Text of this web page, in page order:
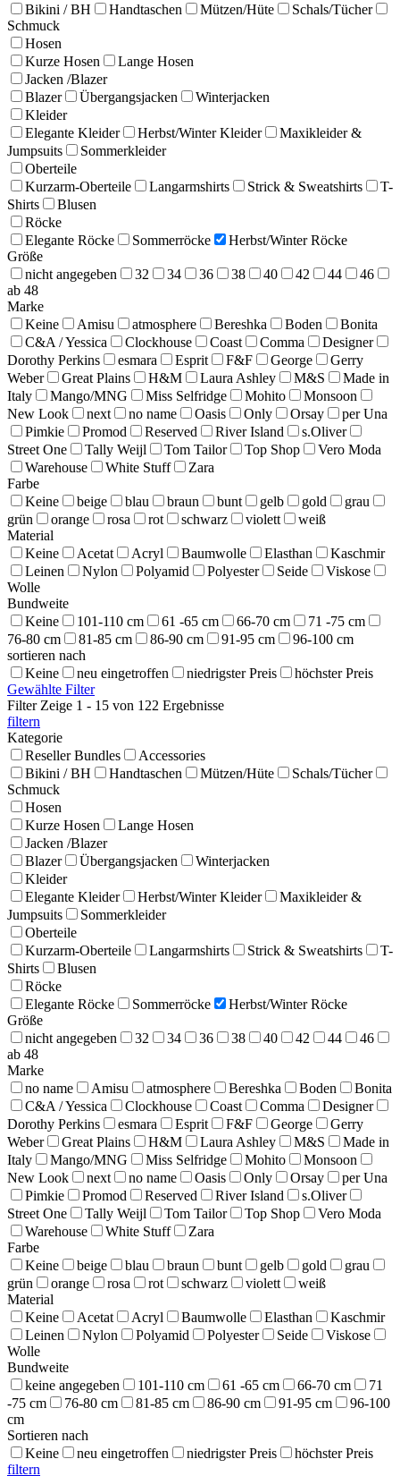
Bikini / BH
Handtaschen Mützen/Hüte
Schals/Tücher
Schmuck
Hosen
Kurze Hosen
Lange Hosen
Jacken /Blazer
Blazer
Übergangsjacken
Winterjacken
Kleider
Elegante Kleider
Herbst/Winter Kleider
Maxikleider &
Jumpsuits
Sommerkleider
Oberteile
Kurzarm-Oberteile
Langarmshirts Strick & Sweatshirts
T-
Shirts
Blusen
Röcke
Elegante Röcke
Sommerröcke
Herbst/Winter Röcke
Größe
nicht angegeben
32 34 36 38 40 42 44
46
ab 48
Marke
Keine
Amisu atmosphere Bereshka Boden
Bonita
C&A / Yessica
Clockhouse Coast Comma
Designer
Dorothy Perkins
esmara Esprit F&F George
Gerry
Weber
Great Plains H&M Laura Ashley M&S
Made in
Italy
Mango/MNG Miss Selfridge Mohito
Monsoon
New Look
next no name Oasis Only Orsay
per Una
Pimkie
Promod Reserved River Island
s.Oliver
Street One
Tally Weijl Tom Tailor Top Shop
Vero Moda
Warehouse
White Stuff
Zara
Farbe
Keine
beige blau braun bunt gelb gold
grau
grün
orange rosa rot schwarz violett
weiß
Material
Keine
Acetat Acryl Baumwolle Elasthan
Kaschmir
Leinen
Nylon Polyamid Polyester Seide
Viskose
Wolle
Bundweite
Keine
101-110 cm 61 -65 cm 66-70 cm
71 -75 cm
76-80 cm
81-85 cm 86-90 cm 91-95 cm
96-100 cm
sortieren nach
Keine
neu eingetroffen niedrigster Preis
höchster Preis
Gewählte Filter
Filter Zeige 1 - 15 von 122 Ergebnisse
filtern
Kategorie
Reseller Bundles
Accessories
Bikini / BH
Handtaschen Mützen/Hüte
Schals/Tücher
Schmuck
Hosen
Kurze Hosen
Lange Hosen
Jacken /Blazer
Blazer
Übergangsjacken
Winterjacken
Kleider
Elegante Kleider
Herbst/Winter Kleider
Maxikleider &
Jumpsuits
Sommerkleider
Oberteile
Kurzarm-Oberteile
Langarmshirts Strick & Sweatshirts
T-
Shirts
Blusen
Röcke
Elegante Röcke
Sommerröcke
Herbst/Winter Röcke
Größe
nicht angegeben
32 34 36 38 40 42 44
46
ab 48
Marke
no name
Amisu atmosphere Bereshka Boden
Bonita
C&A / Yessica
Clockhouse Coast Comma
Designer
Dorothy Perkins
esmara Esprit F&F George
Gerry
Weber
Great Plains H&M Laura Ashley M&S
Made in
Italy
Mango/MNG Miss Selfridge Mohito
Monsoon
New Look
next no name Oasis Only Orsay
per Una
Pimkie
Promod Reserved River Island
s.Oliver
Street One
Tally Weijl Tom Tailor Top Shop
Vero Moda
Warehouse
White Stuff
Zara
Farbe
Keine
beige blau braun bunt gelb gold
grau
grün
orange rosa rot schwarz violett
weiß
Material
Keine
Acetat Acryl Baumwolle Elasthan
Kaschmir
Leinen
Nylon Polyamid Polyester Seide
Viskose
Wolle
Bundweite
keine angegeben
101-110 cm 61 -65 cm 66-70 cm
71
-75 cm
76-80 cm 81-85 cm 86-90 cm 91-95 cm
96-100
cm
Sortieren nach
Keine
neu eingetroffen niedrigster Preis
höchster Preis
filtern